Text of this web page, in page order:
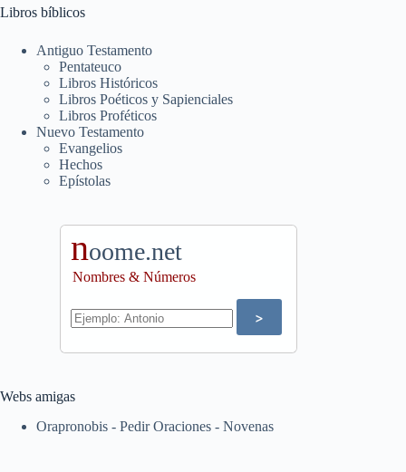
Libros bíblicos
Antiguo Testamento
Pentateuco
Libros Históricos
Libros Poéticos y Sapienciales
Libros Proféticos
Nuevo Testamento
Evangelios
Hechos
Epístolas
noome.net
Nombres & Números
Webs amigas
Orapronobis - Pedir Oraciones - Novenas